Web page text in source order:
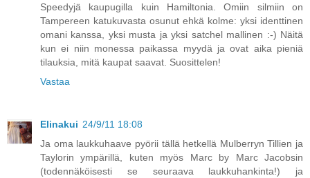
Speedyjä kaupugilla kuin Hamiltonia. Omiin silmiin on
Tampereen katukuvasta osunut ehkä kolme: yksi identtinen
omani kanssa, yksi musta ja yksi satchel mallinen :-) Näitä
kun ei niin monessa paikassa myydä ja ovat aika pieniä
tilauksia, mitä kaupat saavat. Suosittelen!
Vastaa
Elinakui 24/9/11 18:08
Ja oma laukkuhaave pyörii tällä hetkellä Mulberryn Tillien ja
Taylorin ympärillä, kuten myös Marc by Marc Jacobsin
(todennäköisesti se seuraava laukkuhankinta!) ja